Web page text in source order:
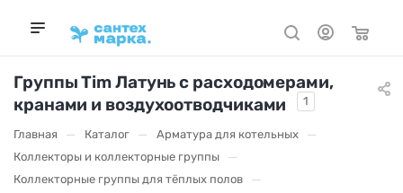
Группы Tim Латунь с расходомерами,
кранами и воздухоотводчиками
1
Главная — Каталог — Арматура для котельных —
Коллекторы и коллекторные группы —
Коллекторные группы для тёплых полов —